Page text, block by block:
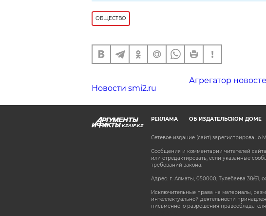
ОБЩЕСТВО
Агрегатор
Новости smi2.ru
KZAIF.KZ
РЕКЛАМА ОБ ИЗДАТЕЛЬСКОМ ДОМЕ
Сетевое издание (сайт)
Сообщения и комментарии читателей
или отредактировать, если указанные
требований закона.
Адрес: г. Алматы, 050000, Тулебаева 38/61,
Исключительные права на материалы,
интеллектуальной деятельности
письменного разрешения